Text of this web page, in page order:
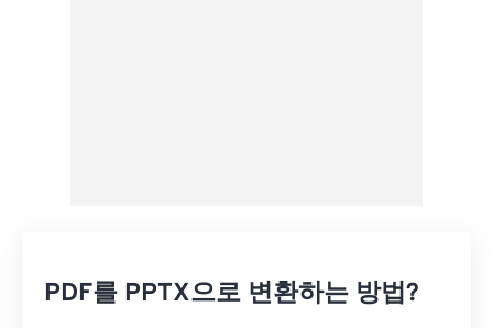
PDF를 PPTX으로 변환하는 방법?